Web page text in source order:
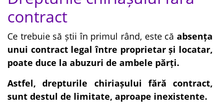
contract
Ce trebuie să știi în primul rând, este că absența
unui contract legal între proprietar și locatar,
poate duce la abuzuri de ambele părți.
Astfel, drepturile chiriașului fără contract,
sunt destul de limitate, aproape inexistente.